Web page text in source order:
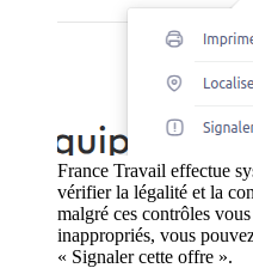
France Travail effectue
vérifier la légalité et la
malgré ces contrôles
inappropriés, vous
« Signaler cette offre ».